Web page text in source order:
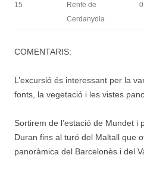
15
Renfe de
Cerdanyola
COMENTARIS:
L’excursió és interessant per la
fonts, la vegetació i les vistes
Sortirem de l’estació de Mundet i
Duran fins al turó del Maltall que
panoràmica del Barcelonès i del